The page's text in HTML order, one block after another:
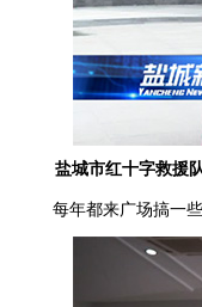
盐城市红十字救援
每年都来广场搞一